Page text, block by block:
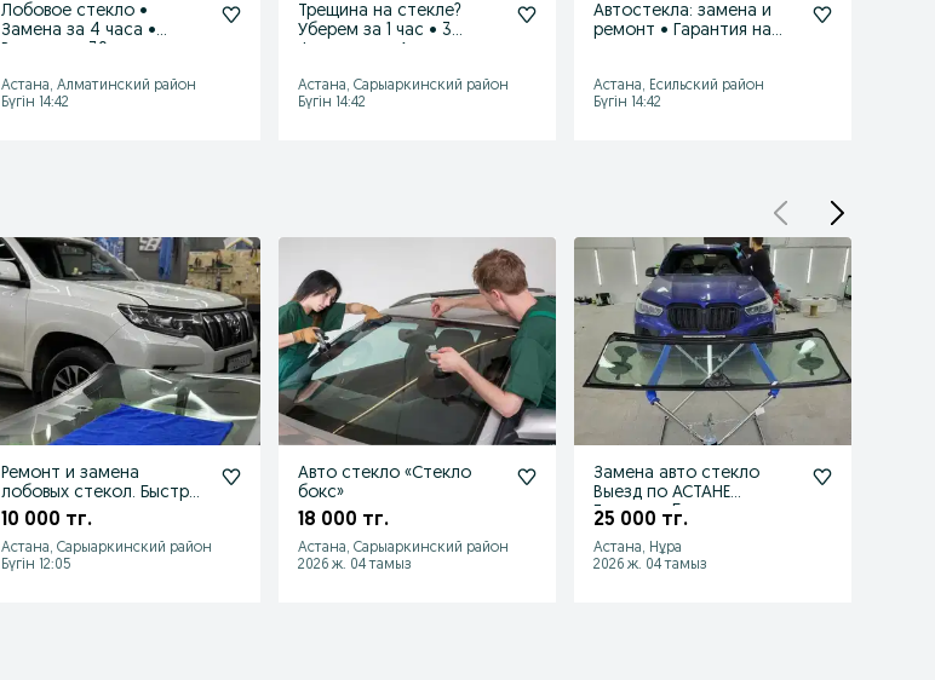
Лобовое стекло •
Замена за 4 часа •
Астана, Алматинский район
Бүгін 14:42
Трещина на стекле?
Уберем за 1 час • 3
Астана, Сарыаркинский район
Бүгін 14:42
Автостекла: замена и
ремонт • Гарантия на
Астана, Есильский район
Бүгін 14:42
Ремонт и замена
лобовых стекол. Быстро
и качественно.
10 000 тг.
Астана, Сарыаркинский район
Бүгін 12:05
Авто стекло «Стекло
бокс»
18 000 тг.
Астана, Сарыаркинский район
2026 ж. 04 тамыз
Замена авто стекло
Выезд по АСТАНЕ
Гарантия 5 лет
25 000 тг.
Астана, Нұра
2026 ж. 04 тамыз